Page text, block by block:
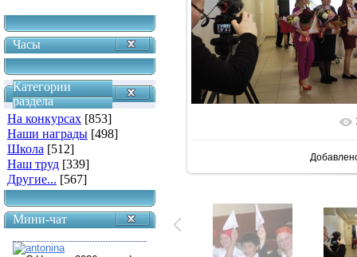
Часы
Категории
раздела
На конкурсах [853]
Наши награды [498]
Школа [512]
Наш труд [339]
Другие... [567]
Мини-чат
В